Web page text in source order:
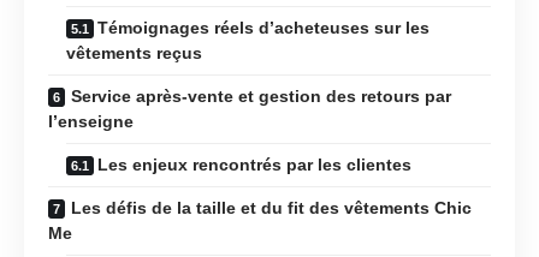
Témoignages réels d’acheteuses sur les
vêtements reçus
Service après-vente et gestion des retours par
l’enseigne
Les enjeux rencontrés par les clientes
Les défis de la taille et du fit des vêtements Chic
Me